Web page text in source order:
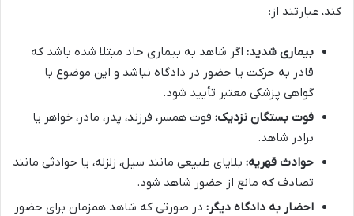
کند، عبارتند از:
بیماری شدید: اگر شاهد به بیماری حاد مبتلا شده باشد که
قادر به حرکت یا حضور در دادگاه نباشد و این موضوع با
گواهی پزشکی معتبر تأیید شود.
فوت بستگان نزدیک: فوت همسر، فرزند، پدر، مادر، خواهر یا
برادر شاهد.
حوادث قهریه: بلایای طبیعی مانند سیل، زلزله، یا حوادثی مانند
تصادف که مانع از حضور شاهد شود.
احضار به دادگاه دیگر: در صورتی که شاهد همزمان برای حضور